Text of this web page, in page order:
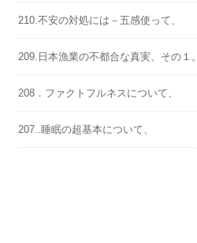
210.不安の対処には－五感使って、
209.日本漁業の不都合な真実、その１。
208．ファクトフルネスについて、
207..睡眠の超基本について、